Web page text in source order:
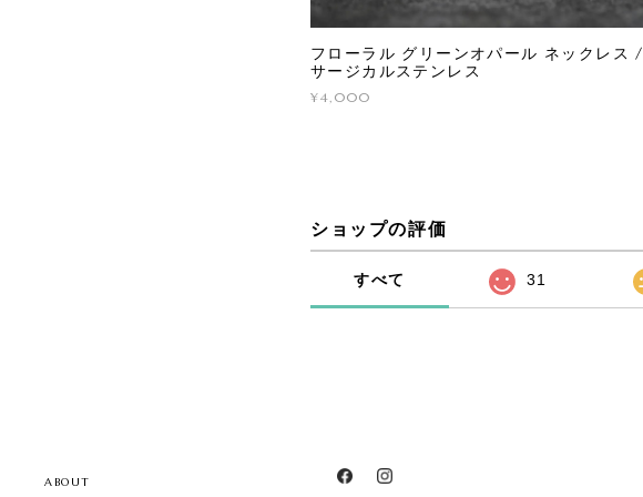
ABOUT
フローラル グリーンオパール ネックレス /
サージカルステンレス
¥4,000
ショップの評価
すべて 31